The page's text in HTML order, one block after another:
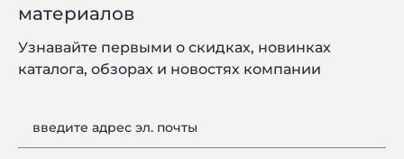
материалов
Узнавайте первыми о скидках, новинках
каталога, обзорах и новостях компании
введите адрес эл. почты